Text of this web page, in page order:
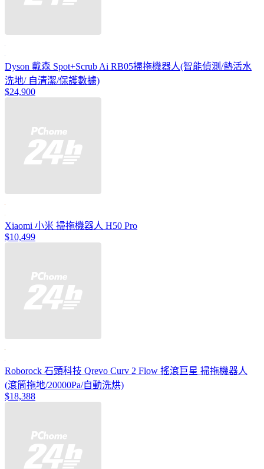
Dyson 戴森 Spot+Scrub Ai RB05掃拖機器人(智能偵測/熱活水
洗地/ 自清潔/保護數據)
$24,900
Xiaomi 小米 掃拖機器人 H50 Pro
$10,499
Roborock 石頭科技 Qrevo Curv 2 Flow 搖滾巨星 掃拖機器人
(滾筒拖地/20000Pa/自動洗烘)
$18,388